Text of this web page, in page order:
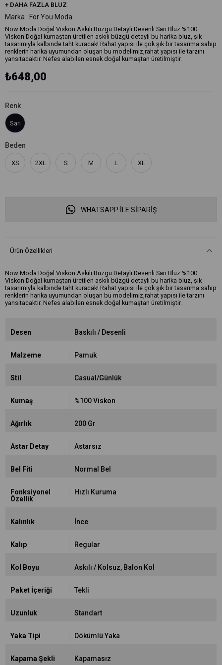
+ DAHA FAZLA BLUZ
Marka : For You Moda
Now Moda Doğal Viskon Askılı Büzgü Detaylı Desenli Sarı Bluz %100
Viskon Doğal kumaştan üretilen askılı büzgü detaylı bu harika bluz, şık
tasarımıyla kalbinde taht kuracak! Rahat yapısı ile çok şık bir tasarıma sahip
renklerin harika uyumundan oluşan bu modelimiz,rahat yapısı ile tarzını
yansıtacaktır. Nefes alabilen esnek doğal kumaştan üretilmiştir.
₺648,00
Renk
Sarı
Beden
XS 2XL S M L XL
WHATSAPP İLE SİPARİŞ
Ürün Özellikleri
Now Moda Doğal Viskon Askılı Büzgü Detaylı Desenli Sarı Bluz %100
Viskon Doğal kumaştan üretilen askılı büzgü detaylı bu harika bluz, şık
tasarımıyla kalbinde taht kuracak! Rahat yapısı ile çok şık bir tasarıma sahip
renklerin harika uyumundan oluşan bu modelimiz,rahat yapısı ile tarzını
yansıtacaktır. Nefes alabilen esnek doğal kumaştan üretilmiştir.
Desen Baskılı / Desenli
Malzeme Pamuk
Stil Casual/Günlük
Kumaş %100 Viskon
Ağırlık 200 Gr
Astar Detay Astarsız
Bel Fiti Normal Bel
Fonksiyonel
Özellik
Hızlı Kuruma
Kalınlık İnce
Kalıp Regular
Kol Boyu Askılı / Kolsuz Balon Kol
Paket İçeriği Tekli
Uzunluk Standart
Yaka Tipi Dökümlü Yaka
Kapama Şekli Kapamasız